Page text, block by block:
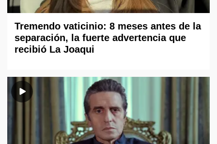
Tremendo vaticinio: 8 meses antes de la
separación, la fuerte advertencia que
recibió La Joaqui